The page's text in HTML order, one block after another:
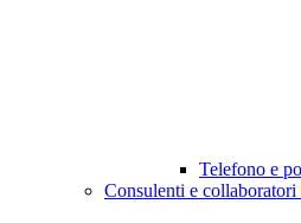
Telefono e
Consulenti e collaboratori